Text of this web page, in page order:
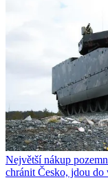
Největší nákup
chránit Česko, jdou do